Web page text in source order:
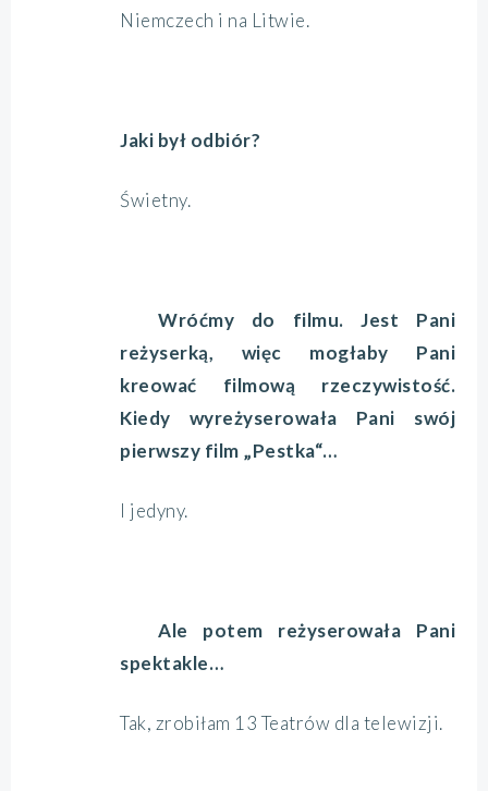
Niemczech i na Litwie.
Jaki był odbiór?
Świetny.
Wróćmy do filmu. Jest Pani
reżyserką, więc mogłaby Pani
kreować filmową rzeczywistość.
Kiedy wyreżyserowała Pani swój
pierwszy film „Pestka“…
I jedyny.
Ale potem reżyserowała Pani
spektakle…
Tak, zrobiłam 13 Teatrów dla telewizji.